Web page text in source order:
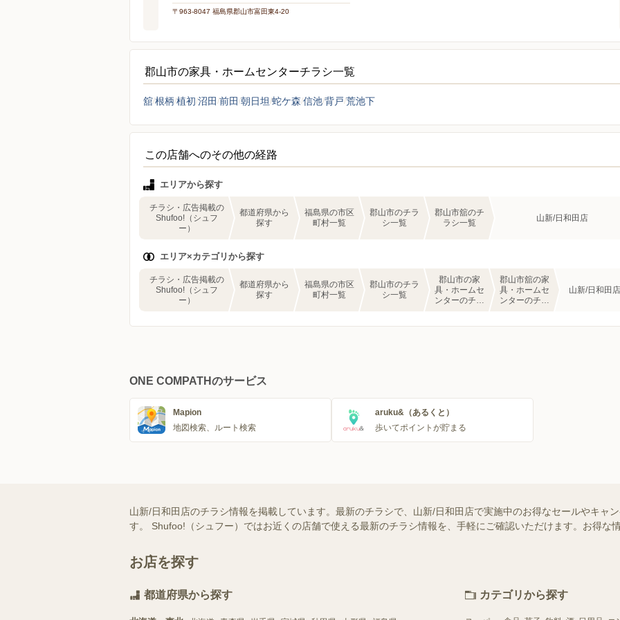
〒963-8047 福島県郡山市富田東4-20
郡山市の家具・ホームセンターチラシ一覧
舘根柄 植初 沼田 前田 朝日坦 蛇ケ森 信池背戸 荒池下
この店舗へのその他の経路
エリアから探す
チラシ・広告掲載の
Shufoo!（シュフ
ー）
都道府県から
探す
福島県の市区
町村一覧
郡山市のチラ
シ一覧
郡山市舘のチ
ラシ一覧
山新/日和田店
エリア×カテゴリから探す
チラシ・広告掲載の
Shufoo!（シュフ
ー）
都道府県から
探す
福島県の市区
町村一覧
郡山市のチラ
シ一覧
郡山市の家
具・ホームセ
ンターのチラ
郡山市舘の家
具・ホームセ
ンターのチラ
山新/日和田店
ONE COMPATHのサービス
Mapion
地図検索、ルート検索
aruku&（あるくと）
歩いてポイントが貯まる
山新/日和田店のチラシ情報を掲載しています。最新のチラシで、山新/日和田店で実施中のお得なセールやキャ
す。 Shufoo!（シュフー）ではお近くの店舗で使える最新のチラシ情報を、手軽にご確認いただけます。お得な
お店を探す
都道府県から探す カテゴリから探す